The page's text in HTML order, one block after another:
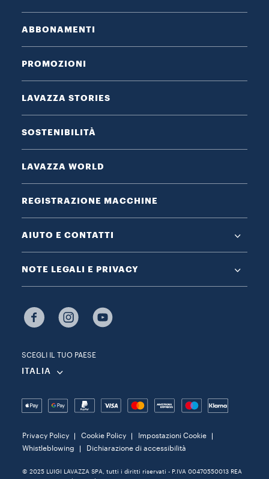
ABBONAMENTI
PROMOZIONI
LAVAZZA STORIES
SOSTENIBILITÀ
LAVAZZA WORLD
REGISTRAZIONE MACCHINE
AIUTO E CONTATTI
NOTE LEGALI E PRIVACY
SCEGLI IL TUO PAESE
ITALIA
Privacy Policy Cookie Policy
Impostazioni Cookie
Whistleblowing
Dichiarazione di accessibilità
© 2025 LUIGI LAVAZZA SPA, tutti i diritti riservati - P.IVA 00470550013 REA